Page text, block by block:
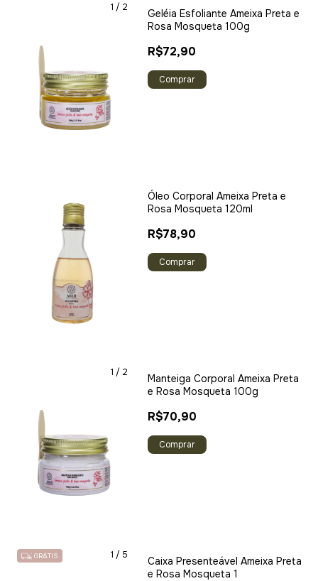
1 / 2
Geléia Esfoliante Ameixa Preta e
Rosa Mosqueta 100g
R$72,90
Óleo Corporal Ameixa Preta e
Rosa Mosqueta 120ml
R$78,90
1 / 2
Manteiga Corporal Ameixa Preta
e Rosa Mosqueta 100g
R$70,90
1 / 5
GRÁTIS
Caixa Presenteável Ameixa Preta
e Rosa Mosqueta 1